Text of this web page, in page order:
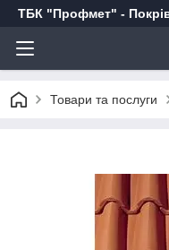
ТБК "Профмет" -
Товари та послуги